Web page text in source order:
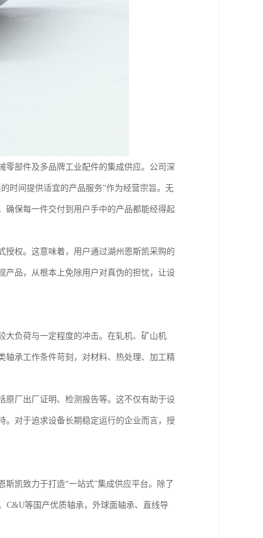
零部件及多品牌工业配件的集成供应。公司深
时间提供适宜的产品服务”作为经营宗旨。无
确保每一件交付到用户手中的产品都能经得起
授权。这意味着，用户通过湖州恩斯凯采购的
产品，从根本上免除用户对真伪的担忧，让设
大负荷与一定程度的冲击。在轧机、矿山机
承工作条件苛刻，对材料、热处理、加工精
原厂出厂证明、检测报告等。这不仅有助于设
。对于追求设备长期稳定运行的企业而言，授
凯致力于打造“一站式”集成供应平台。除了
C&U等国产优质轴承，外球面轴承、直线导